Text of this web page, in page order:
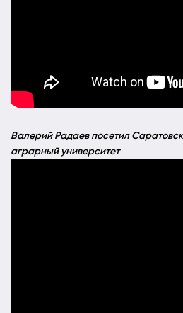
Валерий Радаев посетил
аграрный университет